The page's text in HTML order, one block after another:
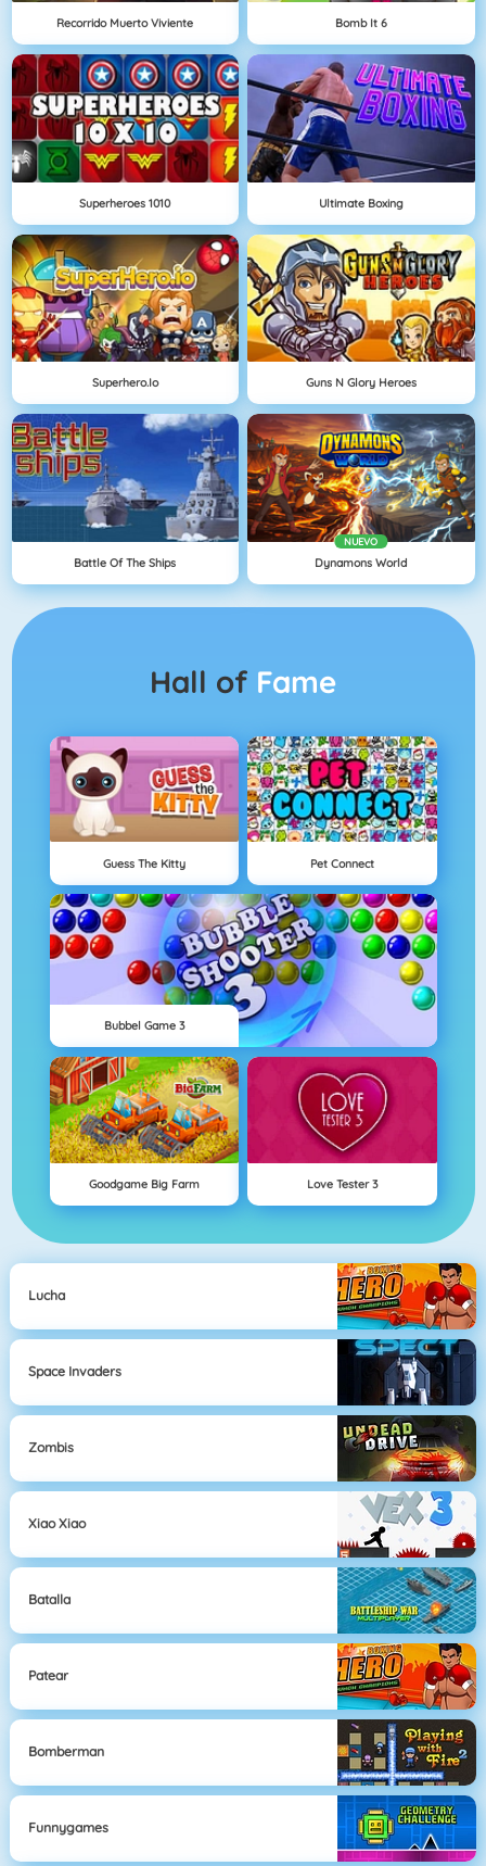
Recorrido Muerto Viviente Bomb It 6
Superheroes 1010 Ultimate Boxing
Superhero.io Guns N Glory Heroes
Battle Of The Ships
NUEVO
Dynamons World
Hall of Fame
Guess The Kitty Pet Connect
Bubbel Game 3
Goodgame Big Farm Love Tester 3
Lucha
Space Invaders
Zombis
Xiao Xiao
Batalla
Patear
Bomberman
Funnygames